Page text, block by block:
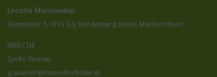
Locatie Marslanden
Steenanjer 1, 7773 GG Hardenberg (nabij Markerichter)
DIRECTIE
Gerko Warner
g.warner@hannahscholen.nl